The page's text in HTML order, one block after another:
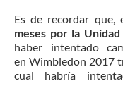
Es de recordar que,
meses por la
haber intentado
en Wimbledon 2017
cual habría